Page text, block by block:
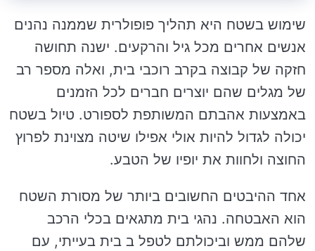
שימוש בשטח היא תהליך פופולרית שממנה נהנים
אנשים אחרים מכל גיל והרקעים. ישנה תחושה
חזקה של קבוצה בקרב רוכבי בית, ואלה מספר רב
של מגלים שהם יוצרים חברים לכל הזמנים
באמצעות אהבתם המשותפת לספורט. טיול בשטח
יכולה לגדול להיות אולי אפילו שיטה מצוינת לפרוץ
החוצה ולחוות את יופיו של הטבע.
אחד ההיבטים החשובים ביותר של מסורת השטח
הוא האבטחה. נהגי בית מתגאים בכלי הרכב
שלהם ממש וביכולתם לטפל ב בית בעייתי, עם